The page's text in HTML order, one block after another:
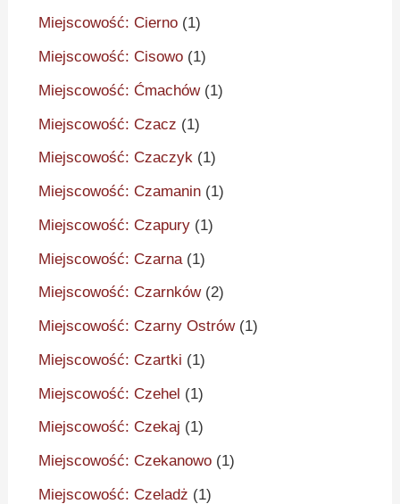
Miejscowość: Cierno (1)
Miejscowość: Cisowo (1)
Miejscowość: Ćmachów(1)
Miejscowość: Czacz (1)
Miejscowość: Czaczyk (1)
Miejscowość: Czamanin (1)
Miejscowość: Czapury (1)
Miejscowość: Czarna (1)
Miejscowość: Czarnków(2)
Miejscowość: Czarny Ostrów(1)
Miejscowość: Czartki (1)
Miejscowość: Czehel (1)
Miejscowość: Czekaj (1)
Miejscowość: Czekanowo (1)
Miejscowość: Czeladż (1)